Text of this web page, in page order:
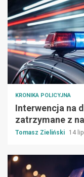
KRONIKA POLICYJNA
Interwencja na
zatrzymane z
Tomasz Zieliński 14